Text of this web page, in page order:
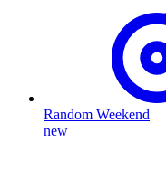
Random Weekend
new